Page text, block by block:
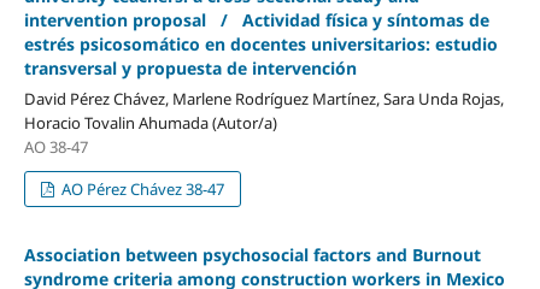
intervention proposal / Actividad física y síntomas de
estrés psicosomático en docentes universitarios: estudio
transversal y propuesta de intervención
David Pérez Chávez, Marlene Rodríguez Martínez, Sara Unda Rojas,
Horacio Tovalin Ahumada (Autor/a)
AO 38-47
AO Pérez Chávez 38-47
Association between psychosocial factors and Burnout
syndrome criteria among construction workers in Mexico